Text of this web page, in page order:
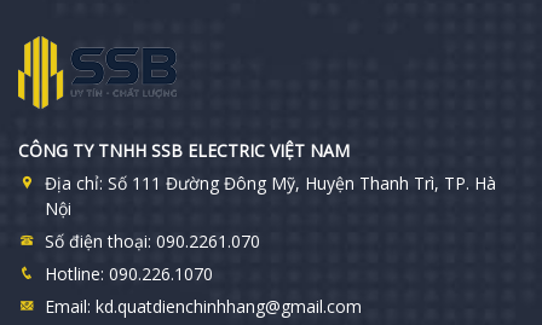
CÔNG TY TNHH SSB ELECTRIC VIỆT NAM
Địa chỉ: Số 111 Đường Đông Mỹ, Huyện Thanh Trì, TP. Hà
Nội
Số điện thoại: 090.2261.070
Hotline: 090.226.1070
Email: kd.quatdienchinhhang@gmail.com